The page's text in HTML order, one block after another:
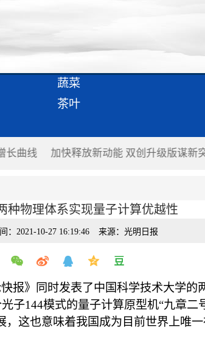
蔬菜
茶叶
长曲线 加快释放新动能 双创升级版谋新
种物理体系实现量子计算优越性
：2021-10-27 16:19:46 来源：光明日报
报》同时发表了中国科学技术大学
子144模式的量子计算原型机“九章
这也意味着我国成为目前世界上唯